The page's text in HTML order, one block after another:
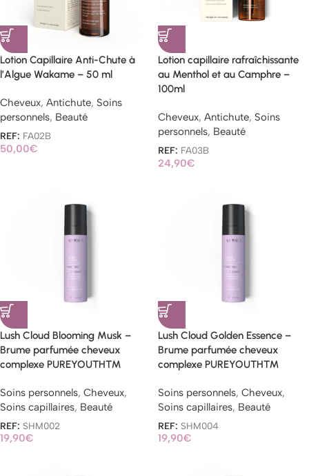
Lotion Capillaire Anti-Chute à
l’Algue Wakame – 50 ml
Cheveux, Antichute, Soins
personnels, Beauté
REF: FA02B
50,00€
Lotion capillaire rafraîchissante
au Menthol et au Camphre –
100ml
Cheveux, Antichute, Soins
personnels, Beauté
REF: FA03B
24,90€
Lush Cloud Blooming Musk –
Brume parfumée cheveux
complexe PUREYOUTH™
Soins personnels, Cheveux,
Soins capillaires, Beauté
REF: SHM002
19,90€
Lush Cloud Golden Essence –
Brume parfumée cheveux
complexe PUREYOUTH™
Soins personnels, Cheveux,
Soins capillaires, Beauté
REF: SHM004
19,90€